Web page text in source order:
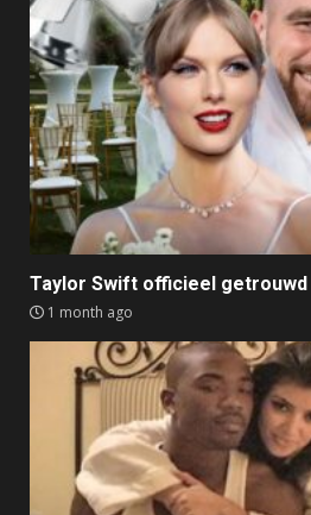
Taylor Swift officieel
1 month ago